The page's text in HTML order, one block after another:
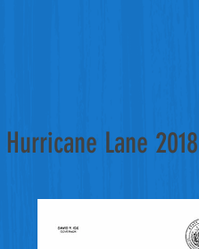
Hurricane Lane 2018